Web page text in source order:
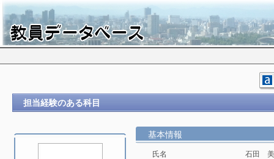
担当経験のある科目
基本情報
氏名
石田